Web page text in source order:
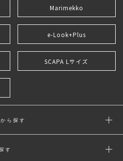
Marimekko
e-Look+Plus
SCAPA Lサイズ
ら探す
す